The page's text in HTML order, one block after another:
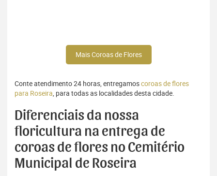
Mais Coroas de Flores
Conte atendimento 24 horas, entregamoscoroas de flores
para Roseira, para todas as localidades desta cidade.
Diferenciais da nossa
floricultura na entrega de
coroas de flores no Cemitério
Municipal de Roseira